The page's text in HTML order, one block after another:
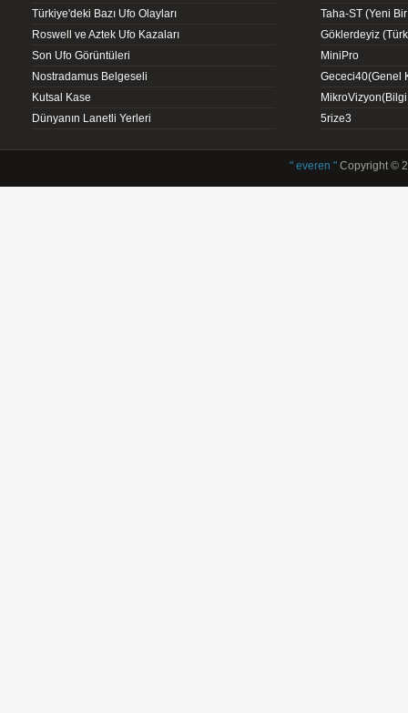
Türkiye'deki Bazı Ufo Olayları
Roswell ve Aztek Ufo Kazaları
Son Ufo Görüntüleri
Nostradamus Belgeseli
Kutsal Kase
Dünyanın Lanetli Yerleri
Taha-ST (Yeni
Göklerdeyiz
MiniPro
Gececi40(Genel
5rize3
" everen "Copyright ©